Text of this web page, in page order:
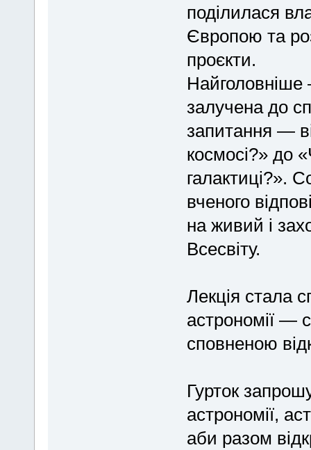
поділилася
Європою та
проєкти.
залучена до
запитання —
космосі?» до
галактиці?».
вченого
на живий і
Всесвіту.
Лекція стала
астрономії —
сповненою
Гурток
астрономії,
аби разом